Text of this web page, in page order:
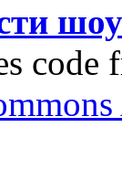
code